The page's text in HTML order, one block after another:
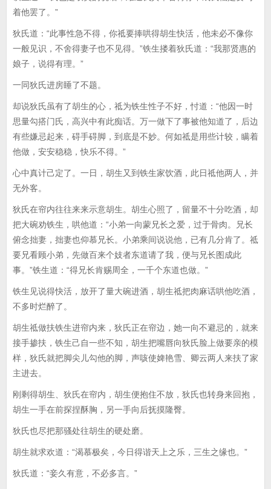
着他罢了。”
狄氏道：“此事性急不得，你祗要捧哄得胡生快活，他未必不像你
一般见识，不舍得妻子也不见得。”铁生搂着狄氏道：“我那贤惠的
娘子，说得有理。”
一同狄氏进房睡了不题。
却说狄氏虽有了胡生的心，祗为铁生性子不好，忖道：“他因一时
思量勾搭门氏，高兴中有此痴话。万一做下了事被他知道了，后边
有些嫌忌起来，碍手碍脚，到底是不妙。何如祗是用些计较，瞒着
他做，安安稳稳，快乐不得。”
心中真计己定了。一日，胡生又到铁生家饮酒，此日祗他两人，并
无外客。
狄氏在帘内往往来来示意胡生。胡生心照了，留量不十分吃酒，却
把大碗劝铁生，哄他道：“小弟一向蒙兄长之爱，过于骨肉。兄长
俯念拙妻，拙妻也仰慕兄长。小弟乘间说说他，已有几分肯了。祗
要兄看顾小弟，先做百来个妓者东道请了我，便与兄长图成此
事。”铁生道：“得兄长肯赐周全，一千个东道也做。”
铁生见说得快活，放开了量大碗进酒，胡生祗把肉麻话哄他吃酒，
不多时烂醉了。
胡生祗做扶铁生进帘内来，狄氏正在帘边，她一向不避忌的，就来
接手掺扶，铁生己自一些不知，胡生把嘴唇向狄氏脸上做要亲的模
样，狄氏就把脚尖儿勾他的脚，声咳使婢艳雪、卿云两人来扶了家
主进去。
刚剩得胡生、狄氏在帘内，胡生便抱住不放，狄氏也转身来回抱，
胡生一手在前探捏酥胸，另一手向后抚摸隆臀。
狄氏也尽把那骚处往胡生的硬处磨。
胡生就求欢道：“渴慕极矣，今日得谐天上之乐，三生之缘也。”
狄氏道：“妾久有意，不必多言。”